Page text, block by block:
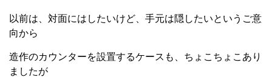
以前は、対面にはしたいけど、手元は隠したいというご意
向から
造作のカウンターを設置するケースも、ちょこちょこあり
ましたが